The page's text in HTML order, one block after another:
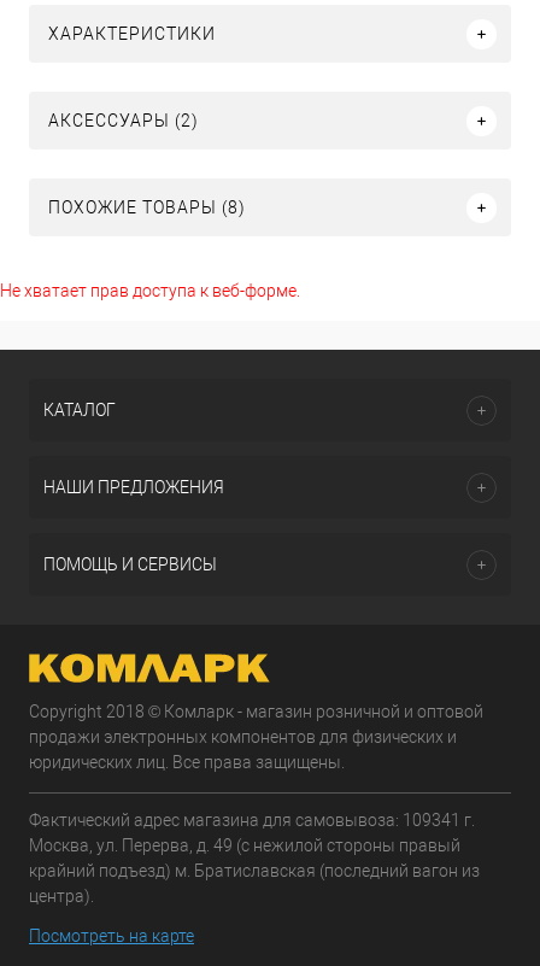
ХАРАКТЕРИСТИКИ
АКСЕССУАРЫ (2)
ПОХОЖИЕ ТОВАРЫ (8)
Не хватает прав доступа к веб-форме.
КАТАЛОГ
НАШИ ПРЕДЛОЖЕНИЯ
ПОМОЩЬ И СЕРВИСЫ
Copyright 2018 © Комларк - магазин розничной и оптовой
продажи электронных компонентов для физических и
юридических лиц. Все права защищены.
Фактический адрес магазина для самовывоза: 109341 г.
Москва, ул. Перерва, д. 49 (с нежилой стороны правый
крайний подъезд) м. Братиславская (последний вагон из
центра).
Посмотреть на карте